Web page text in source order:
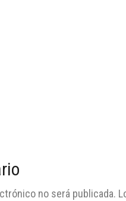
no será publicada.